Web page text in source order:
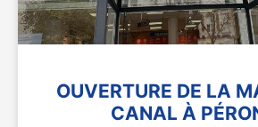
OUVERTURE DE LA
CANAL À